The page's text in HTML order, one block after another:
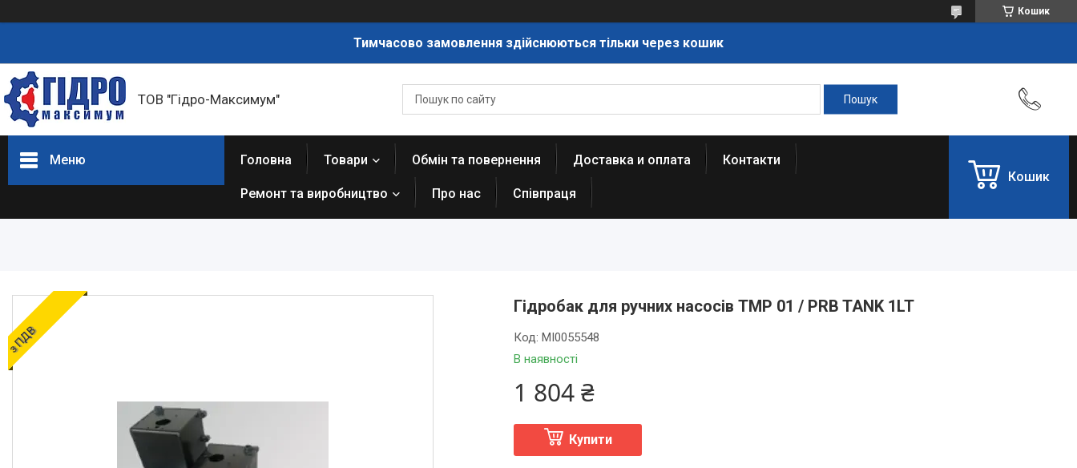
Кошик
Тимчасово замовлення здійснюються тільки через кошик
ТОВ "Гідро-Максимум"
Меню
ПНЕВМАТИКА
ОЛИВИ ТА МАСТИЛА
ДІАГНОСТИЧНІ І
ЗАПЧАСТИНИ ДЛЯ
Головна Товари Обмін та повернення Доставка и оплата Контакти
Ремонт та виробництво Про нас Співпраця
Кошик
з ПДВ
Гідробак для ручних насосів TMP 01 / PRB TANK 1LT
В наявності
Код:MI0055548
1 804 ₴
Купити